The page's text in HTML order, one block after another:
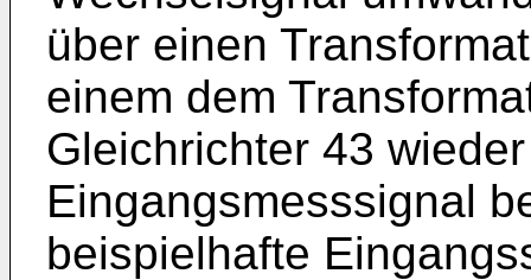
über einen
einem dem
Gleichrichter 43
Eingangsmesssignal
beispielhafte